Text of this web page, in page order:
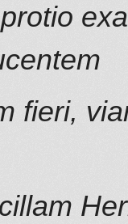
fieri,